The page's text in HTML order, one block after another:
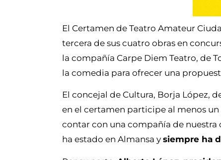
El Certamen de Teatro Amateur
tercera de sus cuatro obras en
la compañía Carpe Diem Teatro, de
la comedia para ofrecer una
El concejal de Cultura, Borja López,
en el certamen participe al menos un
contar con una compañía de
ha estado en Almansa y siempre ha